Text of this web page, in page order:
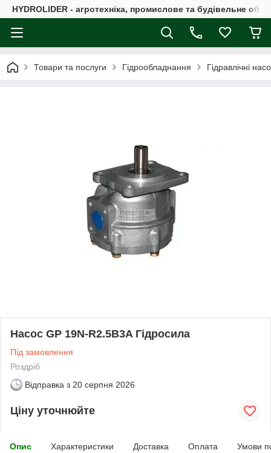
HYDROLIDER - агротехніка, промислове та будівельне
Товари та послуги Гідрообладнання Гідравлічні
Насос GP 19N-R2.5B3A Гідросила
Під замовлення
Роздріб
Відправка з 20 серпня 2026
Ціну уточнюйте
Опис Характеристики Доставка Оплата Умови